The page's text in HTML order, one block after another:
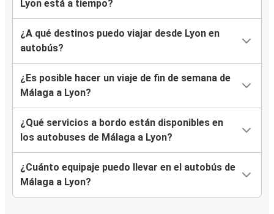
Lyon está a tiempo?
¿A qué destinos puedo viajar desde Lyon en
autobús?
¿Es posible hacer un viaje de fin de semana de
Málaga a Lyon?
¿Qué servicios a bordo están disponibles en
los autobuses de Málaga a Lyon?
¿Cuánto equipaje puedo llevar en el autobús de
Málaga a Lyon?